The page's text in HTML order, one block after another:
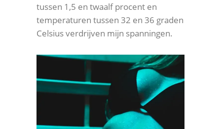
tussen 1,5 en twaalf procent en
temperaturen tussen 32 en 36 graden
Celsius verdrijven mijn spanningen.